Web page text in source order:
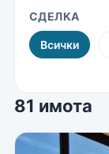
СДЕЛКА
Всички
81 имота